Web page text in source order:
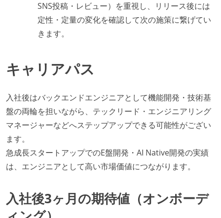
SNS投稿・レビュー）を重視し、リリース後には
定性・定量の変化を確認して次の施策に繋げてい
きます。
キャリアパス
入社後はバックエンドエンジニアとして機能開発・技術基
盤の両輪を担いながら、テックリード・エンジニアリング
マネージャーなどへステップアップできる可能性がござい
ます。
急成長スタートアップでのE盤開発・AI Native開発の実績
は、エンジニアとして高い市場価値につながります。
入社後3ヶ月の期待値（オンボーデ